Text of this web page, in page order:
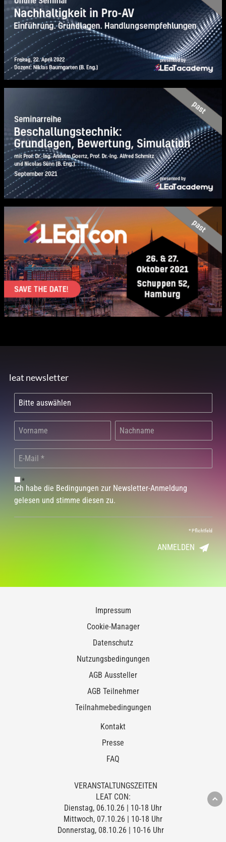
leat newsletter
*
Ich habe die Bedingungen zur Newsletter-Anmeldung
gelesen und stimme diesen zu.
*Pflichtfeld
ANMELDEN
Impressum
Cookie-Manager
Datenschutz
Nutzungsbedingungen
AGB Aussteller
AGB Teilnehmer
Teilnahmebedingungen
Kontakt
Presse
FAQ
VERANSTALTUNGSZEITEN
LEAT CON:
Dienstag, 06.10.26 | 10-18 Uhr
Mittwoch, 07.10.26 | 10-18 Uhr
Donnerstag, 08.10.26 | 10-16 Uhr